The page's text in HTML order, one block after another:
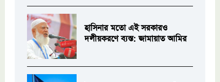
হাসিনার মতো এই সরকারও
দলীয়করণে ব্যস্ত: জামায়াত আমির